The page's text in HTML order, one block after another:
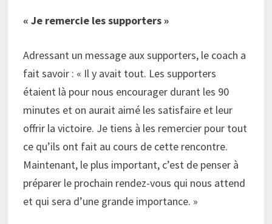
« Je remercie les supporters »
Adressant un message aux supporters, le coach a
fait savoir : « Il y avait tout. Les supporters
étaient là pour nous encourager durant les 90
minutes et on aurait aimé les satisfaire et leur
offrir la victoire. Je tiens à les remercier pour tout
ce qu’ils ont fait au cours de cette rencontre.
Maintenant, le plus important, c’est de penser à
préparer le prochain rendez-vous qui nous attend
et qui sera d’une grande importance. »